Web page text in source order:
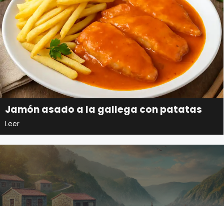
Jamón asado a la gallega con patatas
Leer